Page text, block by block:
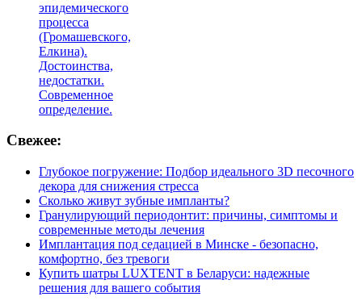
эпидемического
процесса
(Громашевского,
Елкина).
Достоинства,
недостатки.
Современное
определение.
Свежее:
Глубокое погружение: Подбор идеального 3D песочного
декора для снижения стресса
Сколько живут зубные импланты?
Гранулирующий периодонтит: причины, симптомы и
современные методы лечения
Имплантация под седацией в Минске - безопасно,
комфортно, без тревоги
Купить шатры LUXTENT в Беларуси: надежные
решения для вашего события